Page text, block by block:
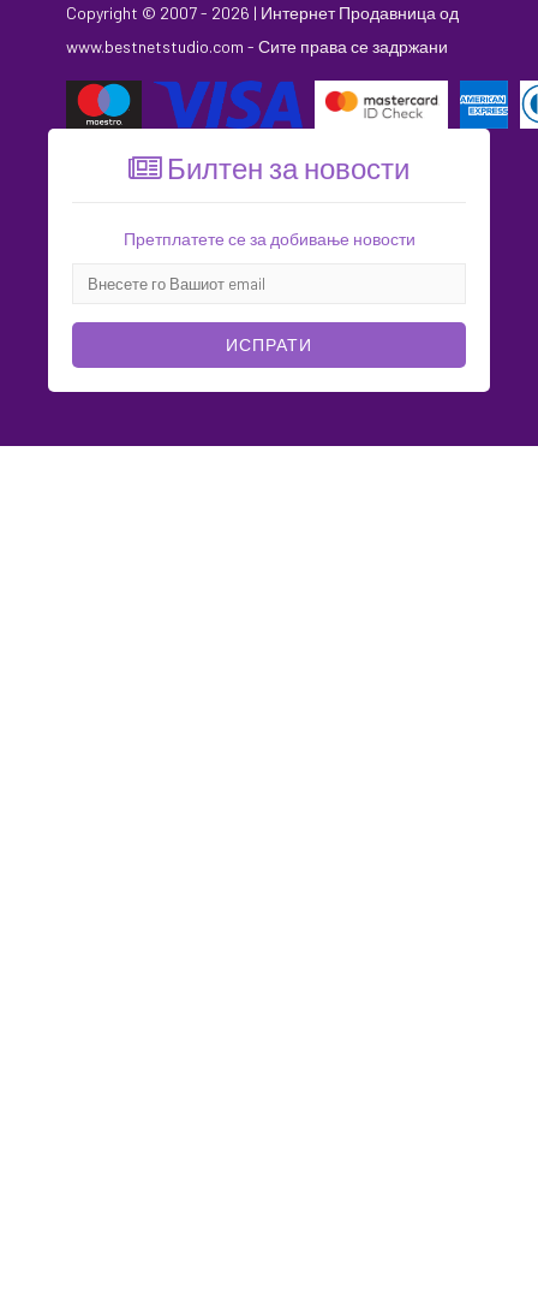
Copyright © 2007 - 2026 | Интернет Продавница од
www.bestnetstudio.com - Сите права се задржани
Билтен за новости
Претплатете се за добивање новости
ИСПРАТИ